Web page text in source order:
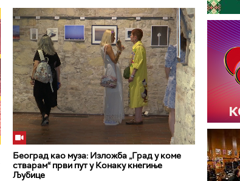
Београд као муза: Изложба „Град у коме
стварам“ први пут у Конаку кнегиње
Љубице